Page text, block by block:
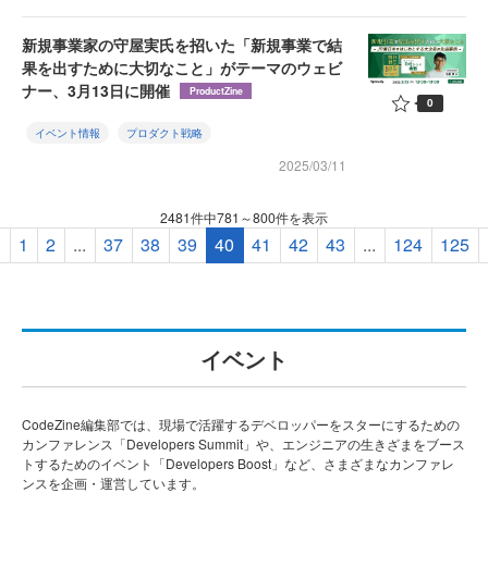
新規事業家の守屋実氏を招いた「新規事業で結
果を出すために大切なこと」がテーマのウェビ
ナー、3月13日に開催
ProductZine
イベント情報 プロダクト戦略
2025/03/11
0
2481件中781～800件を表示
1 2 ... 37 38 39 40 41 42 43 ... 124 125
イベント
CodeZine編集部では、現場で活躍するデベロッパーをスターにするための
カンファレンス「Developers Summit」や、エンジニアの生きざまをブース
トするためのイベント「Developers Boost」など、さまざまなカンファレ
ンスを企画・運営しています。